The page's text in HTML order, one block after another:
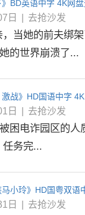
BD英语中字 4K网
日 去抢沙发
，当她的前夫绑
的世界崩溃了...
战》HD国语中字
日 去抢沙发
困电诈园区的人
任务完...
小玲》HD国粤双语
日 去抢沙发